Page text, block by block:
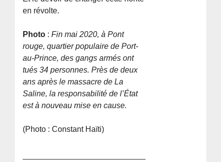
en révolte.
Photo :Fin mai 2020, à Pont
rouge, quartier populaire de Port-
au-Prince, des gangs armés ont
tués 34 personnes. Près de deux
ans après le massacre de La
Saline, la responsabilité de l’État
est à nouveau mise en cause.
(Photo : Constant Haïti)